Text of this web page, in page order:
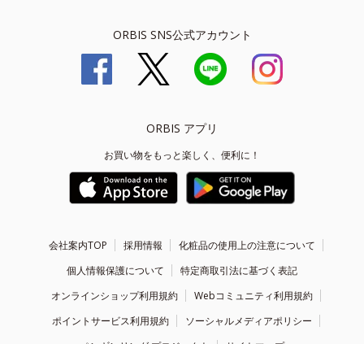
ORBIS SNS公式アカウント
ORBIS アプリ
お買い物をもっと楽しく、便利に！
会社案内TOP 採用情報
化粧品の使用上の注意について
個人情報保護について
特定商取引法に基づく表記
オンラインショップ利用規約
Webコミュニティ利用規約
ポイントサービス利用規約
ソーシャルメディアポリシー